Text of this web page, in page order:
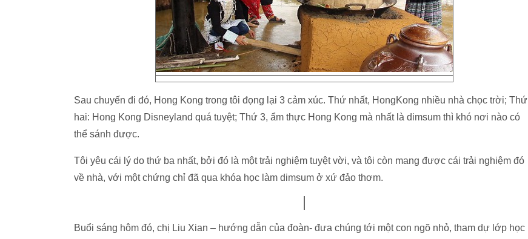
Sau chuyến đi đó, Hong Kong trong tôi đọng lại 3 cảm xúc. Thứ nhất, HongKong nhiều nhà chọc trời; Thứ
hai: Hong Kong Disneyland quá tuyệt; Thứ 3, ẩm thực Hong Kong mà nhất là dimsum thì khó nơi nào có
thể sánh được.
Tôi yêu cái lý do thứ ba nhất, bởi đó là một trải nghiệm tuyệt vời, và tôi còn mang được cái trải nghiệm đó
về nhà, với một chứng chỉ đã qua khóa học làm dimsum ở xứ đảo thơm.
Buổi sáng hôm đó, chị Liu Xian – hướng dẫn của đoàn- đưa chúng tới một con ngõ nhỏ, tham dự lớp học